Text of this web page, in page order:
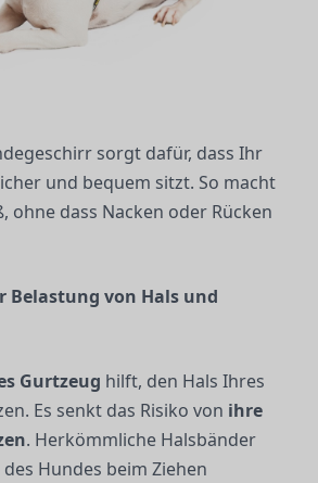
sorgt dafür, dass Ihr
und bequem sitzt. So macht
ohne dass Nacken oder Rücken
Belastung von Hals und
Gurtzeug hilft, den Hals Ihres
Es senkt das Risiko von ihre
. Herkömmliche Halsbänder
Hundes beim Ziehen